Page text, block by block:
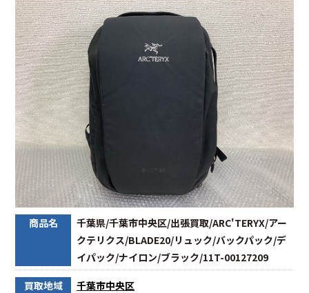
商品名
千葉県/千葉市中央区/出張買取/ARC'TERYX/アー
クテリクス/BLADE20/リュック/バックパック/デ
イパック/ナイロン/ブラック/11T-00127209
買取地域 千葉市中央区